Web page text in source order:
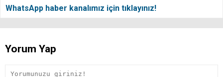
WhatsApp haber kanalımız için tıklayınız!
Yorum Yap